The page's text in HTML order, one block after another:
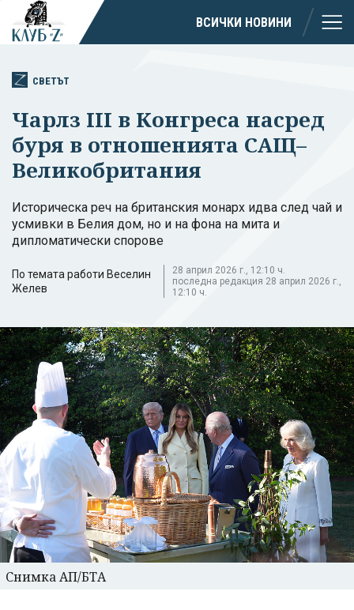
ВСИЧКИ НОВИНИ
СВЕТЪТ
Чарлз III в Конгреса насред
буря в отношенията САЩ–
Великобритания
Историческа реч на британския монарх идва след чай и
усмивки в Белия дом, но и на фона на мита и
дипломатически спорове
По темата работи Веселин
Желев
28 април 2026 г., 12:10 ч.
последна редакция 28 април 2026 г.,
12:10 ч.
Снимка АП/БТА